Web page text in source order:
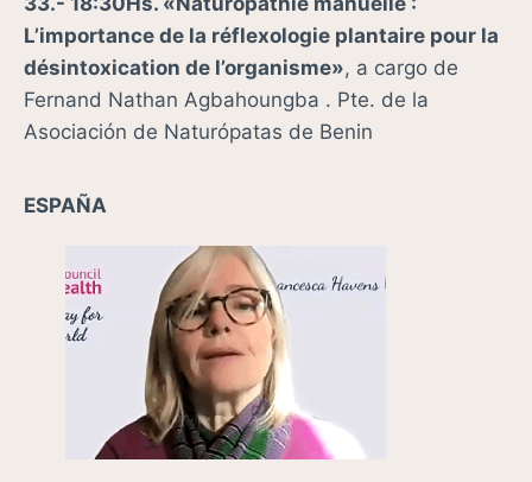
L’importance de la réflexologie plantaire pour la
désintoxication de l’organisme», a cargo de
Fernand Nathan Agbahoungba . Pte. de la
Asociación de Naturópatas de Benin
ESPAÑA